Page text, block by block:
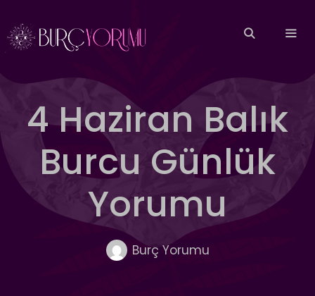
atla
4 Haziran Balık
Burcu Günlük
Yorumu
Burç Yorumu